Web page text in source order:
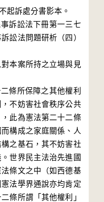
起訴處分書影本。
訴訟法下冊第一三七
訟法問題研析（四）
本案所持之立場與見
條所保障之其他權利
，不妨害社會秩序公共
此為憲法第二十二條
構成之家庭關係、人
之基石，其不妨害社
世界民主法治先進國
條文之中（如西德基
法學界通說亦均肯定
條所謂「其他權利」